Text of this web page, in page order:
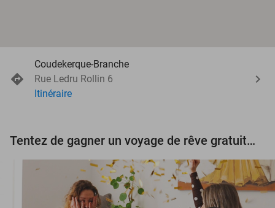
Coudekerque-Branche
Rue Ledru Rollin 6
Itinéraire
Tentez de gagner un voyage de rêve gratuit d'une valeur de 3.000 € !